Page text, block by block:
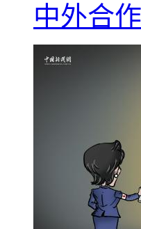
中外合